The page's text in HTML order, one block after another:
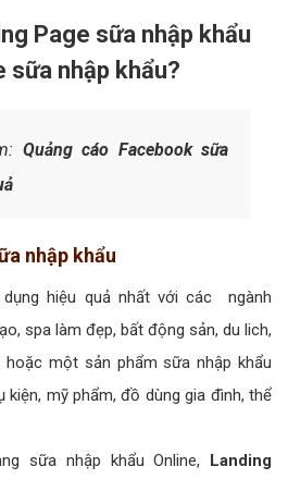
Page sữa nhập khẩu
sữa nhập khẩu?
Quảng cáo Facebook sữa
nhập khẩu
hiệu quả nhất với các ngành
spa làm đẹp, bất động sản, du lich,
hoặc một sản phẩm sữa nhập khẩu
kiện, mỹ phẩm, đồ dùng gia đình, thể
sữa nhập khẩu Online, Landing